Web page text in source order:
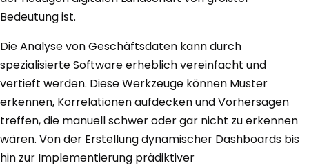
Bedeutung ist.
Die Analyse von Geschäftsdaten kann durch
spezialisierte Software erheblich vereinfacht und
vertieft werden. Diese Werkzeuge können Muster
erkennen, Korrelationen aufdecken und Vorhersagen
treffen, die manuell schwer oder gar nicht zu erkennen
wären. Von der Erstellung dynamischer Dashboards bis
hin zur Implementierung prädiktiver